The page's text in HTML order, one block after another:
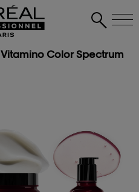
Vitamino Color Spectrum